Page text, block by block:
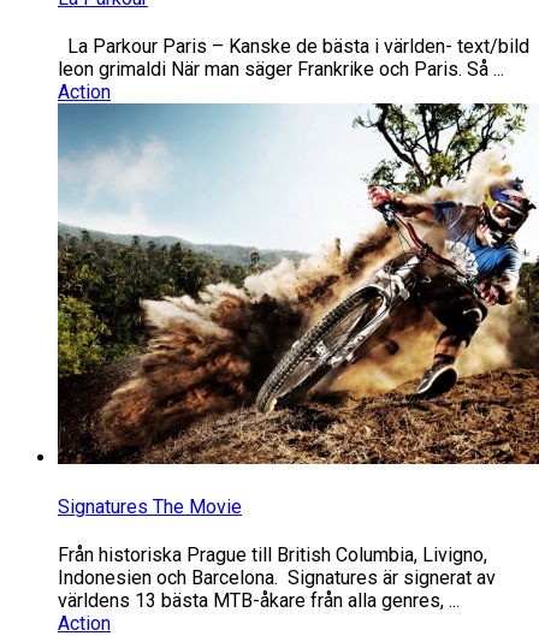
La Parkour Paris – Kanske de bästa i världen- text/bild
leon grimaldi När man säger Frankrike och Paris. Så ...
Action
Signatures The Movie
Från historiska Prague till British Columbia, Livigno,
Indonesien och Barcelona. Signatures är signerat av
världens 13 bästa MTB-åkare från alla genres, ...
Action